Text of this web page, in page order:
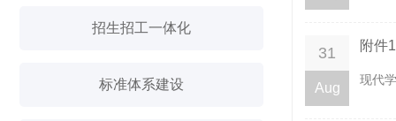
招生招工一体化
标准体系建设
31
Aug
附件
现代